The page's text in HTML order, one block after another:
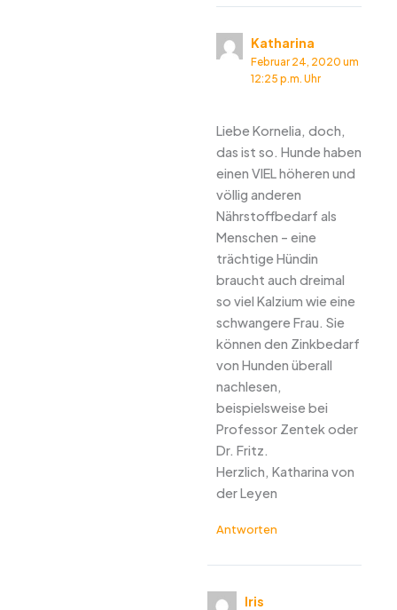
Katharina
Februar 24, 2020 um
12:25 p.m. Uhr
Liebe Kornelia, doch,
das ist so. Hunde haben
einen VIEL höheren und
völlig anderen
Nährstoffbedarf als
Menschen – eine
trächtige Hündin
braucht auch dreimal
so viel Kalzium wie eine
schwangere Frau. Sie
können den Zinkbedarf
von Hunden überall
nachlesen,
beispielsweise bei
Professor Zentek oder
Dr. Fritz.
Herzlich, Katharina von
der Leyen
Antworten
Iris